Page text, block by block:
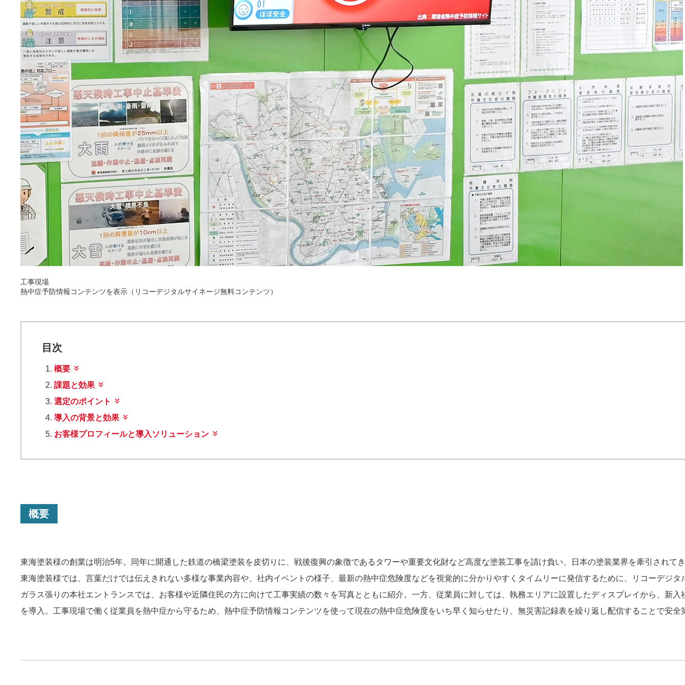
工事現場
熱中症予防情報コンテンツを表示（リコーデジタルサイネージ無料コンテンツ）
目次
概要
課題と効果
選定のポイント
導入の背景と効果
お客様プロフィールと導入ソリューション
概要
東海塗装様の創業は明治5年。同年に開通した鉄道の橋梁塗装を皮切りに、戦後復興の象徴であるタワーや重要文化財など高度な塗装工事を請け負い、日本の塗装業界を牽引さ
東海塗装様では、言葉だけでは伝えきれない多様な事業内容や、社内イベントの様子、最新の熱中症危険度などを視覚的に分かりやすくタイムリーに発信するために、リコーデジ
ガラス張りの本社エントランスでは、お客様や近隣住民の方に向けて工事実績の数々を写真とともに紹介。一方、従業員に対しては、執務エリアに設置したディスプレイから、
を導入。工事現場で働く従業員を熱中症から守るため、熱中症予防情報コンテンツを使って現在の熱中症危険度をいち早く知らせたり、無災害記録表を繰り返し配信することで安